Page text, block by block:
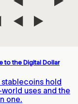
to the Digital Dollar
hold
uses and the
one.